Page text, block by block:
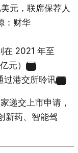
元，联席保荐人
：财华
在 2021 年至
元）
过港交所聆讯
递交上市申请，
新药、智能驾